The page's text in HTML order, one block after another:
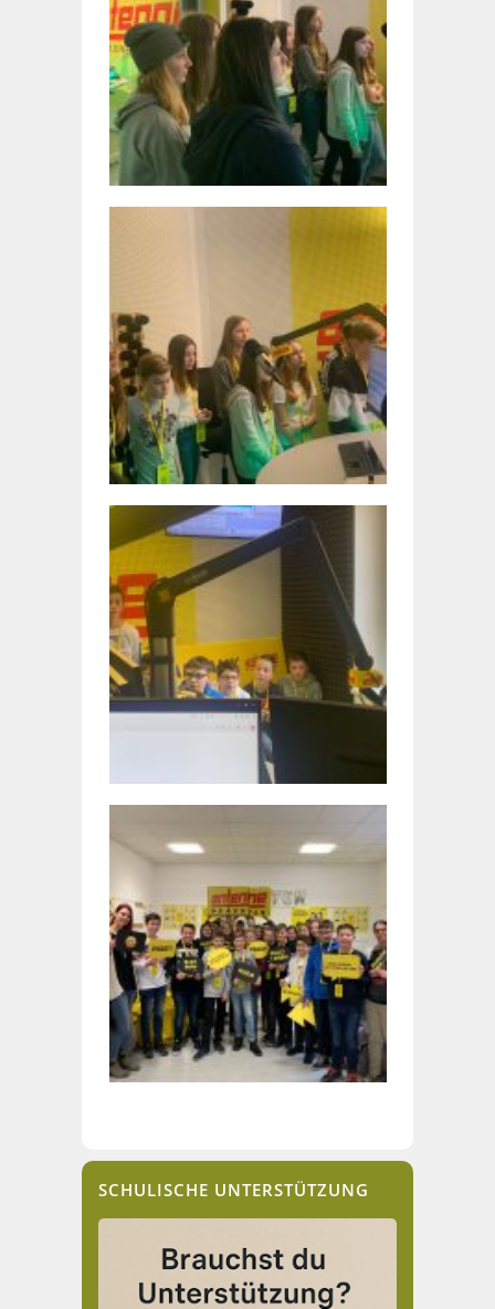
SCHULISCHE UNTERSTÜTZUNG